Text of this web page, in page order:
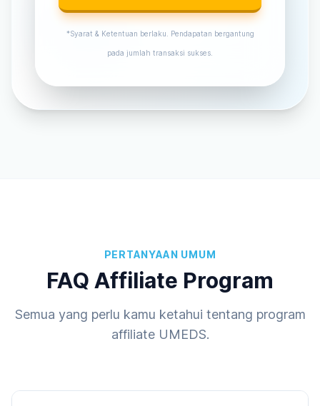
*Syarat & Ketentuan berlaku. Pendapatan bergantung
pada jumlah transaksi sukses.
PERTANYAAN UMUM
FAQ Affiliate Program
Semua yang perlu kamu ketahui tentang program
affiliate UMEDS.